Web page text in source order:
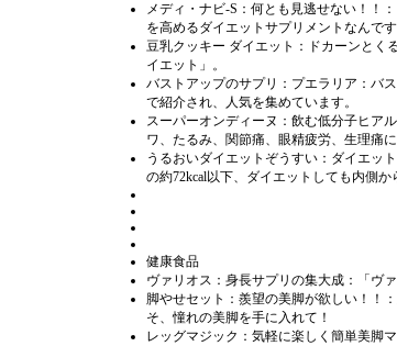
メディ・ナビ-S：何とも見逃せない！！
を高めるダイエットサプリメントなんです
豆乳クッキー ダイエット：ドカーンとく
イエット」。
バストアップのサプリ：プエラリア ：バ
で紹介され、人気を集めています。
スーパーオンディーヌ：飲む低分子ヒア
ワ、たるみ、関節痛、眼精疲労、生理痛に
うるおいダイエットぞうすい：ダイエッ
の約72kcal以下、ダイエットしても内側か
健康食品
ヴァリオス：身長サプリの集大成 ：「ヴ
脚やせセット：羨望の美脚が欲しい！！
そ、憧れの美脚を手に入れて！
レッグマジック：気軽に楽しく簡単美脚